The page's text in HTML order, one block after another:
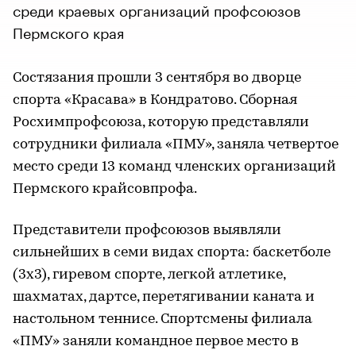
среди краевых организаций профсоюзов
Пермского края
Состязания прошли 3 сентября во дворце
спорта «Красава» в Кондратово. Сборная
Росхимпрофсоюза, которую представляли
сотрудники филиала «ПМУ», заняла четвертое
место среди 13 команд членских организаций
Пермского крайсовпрофа.
Представители профсоюзов выявляли
сильнейших в семи видах спорта: баскетболе
(3х3), гиревом спорте, легкой атлетике,
шахматах, дартсе, перетягивании каната и
настольном теннисе. Спортсмены филиала
«ПМУ» заняли командное первое место в